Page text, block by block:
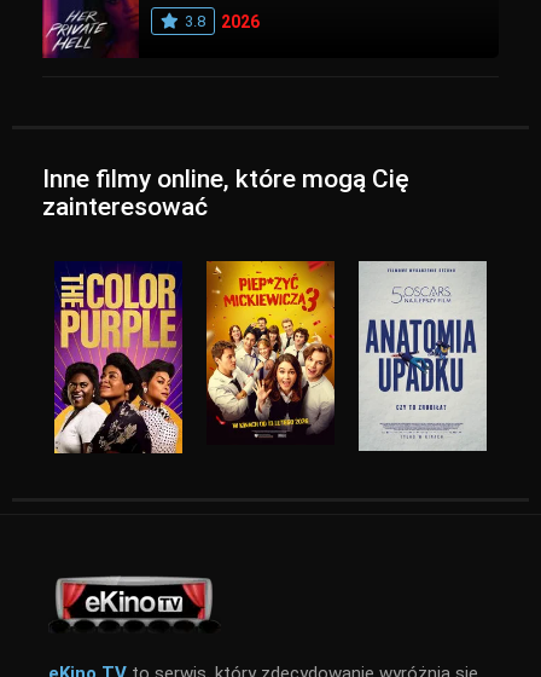
3.8 2026
Inne filmy online, które mogą Cię
zainteresować